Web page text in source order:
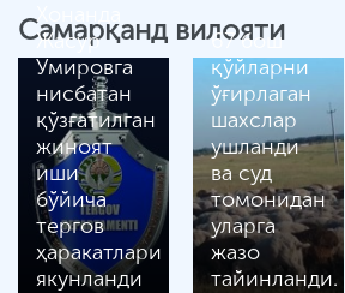
Самарқанд вилояти
Хонанда
Жасур
Умировга
нисбатан
қўзғатилган
жиноят
иши
бўйича
тергов
ҳаракатлари
якунланди
67 бош
қўйларни
ўғирлаган
шахслар
ушланди
ва суд
томонидан
уларга
жазо
тайинланди.